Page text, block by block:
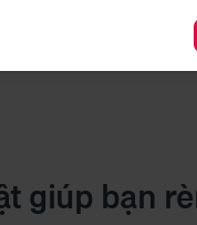
giúp bạn